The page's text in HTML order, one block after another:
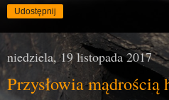
Udostępnij
niedziela, 19 listopada 2017
Przysłowia